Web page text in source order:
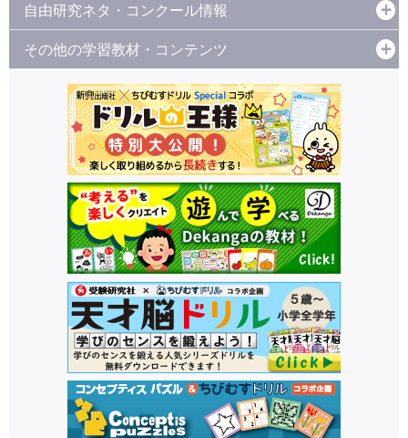
自由研究ネタ・コンクール情報
その他の学習教材・コンテンツ